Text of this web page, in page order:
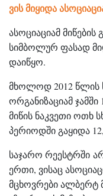
ვის მიყიდა
ასოციაციამ მიწების
სიმბოლურ ფასად
დაიწყო.
მხოლოდ 2012 წლის
ორგანიზაციამ
მიწის ნაკვეთი ოთხ
პერიოდში გაყიდა
საჯარო რეესტრში
ერთი, ვისაც
მცხოვრები ალბერტ